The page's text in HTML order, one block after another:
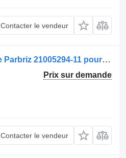
Contacter le vendeur
Commutateur de colonne de direction Comutator Ștergătoare de Parbriz 21005294-11 pour camion Volvo 21005294 24V 12V
Prix sur demande
Contacter le vendeur